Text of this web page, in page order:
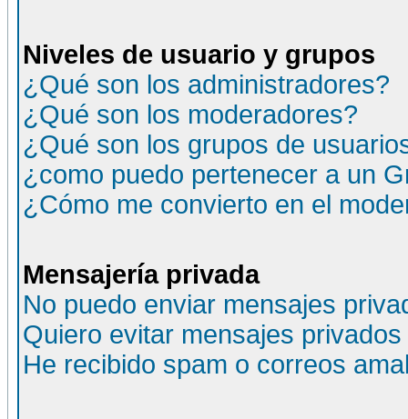
Niveles de usuario y grupos
¿Qué son los administradores?
¿Qué son los moderadores?
¿Qué son los grupos de
¿como puedo pertenecer a un
¿Cómo me convierto en el
Mensajería privada
No puedo enviar mensajes
Quiero evitar mensajes
He recibido spam o correos